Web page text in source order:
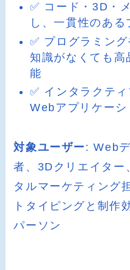
✅ コード・3D・
し、一貫性のあ
✅ プログラミン
知識がなくても高
能
✅ インタラクテ
Webアプリケー
対象ユーザー: Web
者、3Dクリエイター
タルマーケティング
トタイピングと制作
パーソン